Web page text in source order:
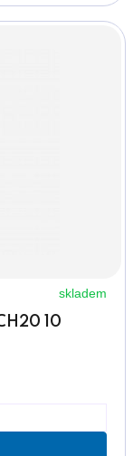
skladem
10